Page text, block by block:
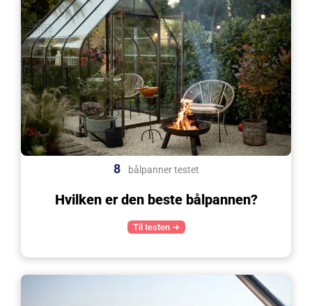
8 bålpanner testet
Hvilken er den beste bålpannen?
Til testen ➜